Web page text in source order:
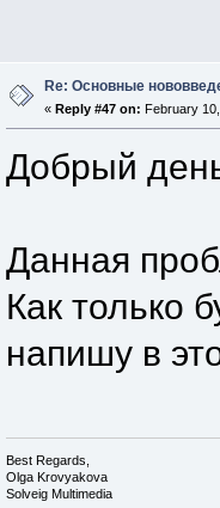
Re: Основные
« Reply #47 on: February
Добрый
Данная
Как только
напишу в
Best Regards,
Olga Krovyakova
Solveig Multimedia